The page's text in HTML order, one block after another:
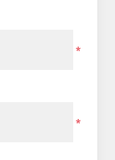
*
*